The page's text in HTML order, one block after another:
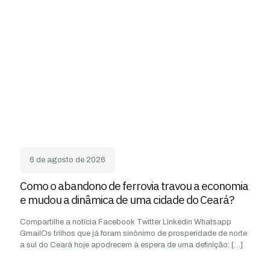
6 de agosto de 2026
Como o abandono de ferrovia travou a economia
e mudou a dinâmica de uma cidade do Ceará?
Compartilhe a notícia Facebook Twitter Linkedin Whatsapp
GmailOs trilhos que já foram sinônimo de prosperidade de norte
a sul do Ceará hoje apodrecem à espera de uma definição: […]